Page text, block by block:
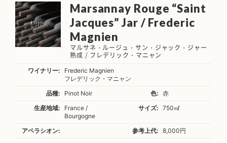
Marsannay Rouge “Saint
Jacques” Jar / Frederic
Magnien
マルサネ・ルージュ・サン・ジャック・ジャー
熟成 / フレデリック・マニャン
ワイナリー:
Frederic Magnien
フレデリック・マニャン
品種:
Pinot Noir 色:
赤
生産地域:
France /
Bourgogne
サイズ: 750㎖
アペラシオン: 参考上代:
8,000円